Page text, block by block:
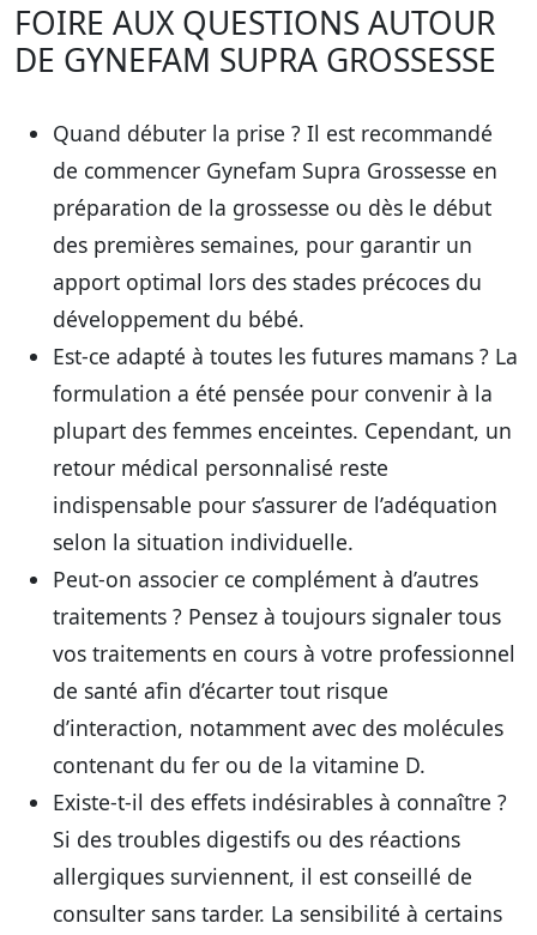
FOIRE AUX QUESTIONS AUTOUR
DE GYNEFAM SUPRA GROSSESSE
Quand débuter la prise ? Il est recommandé
de commencer Gynefam Supra Grossesse en
préparation de la grossesse ou dès le début
des premières semaines, pour garantir un
apport optimal lors des stades précoces du
développement du bébé.
Est-ce adapté à toutes les futures mamans ? La
formulation a été pensée pour convenir à la
plupart des femmes enceintes. Cependant, un
retour médical personnalisé reste
indispensable pour s’assurer de l’adéquation
selon la situation individuelle.
Peut-on associer ce complément à d’autres
traitements ? Pensez à toujours signaler tous
vos traitements en cours à votre professionnel
de santé afin d’écarter tout risque
d’interaction, notamment avec des molécules
contenant du fer ou de la vitamine D.
Existe-t-il des effets indésirables à connaître ?
Si des troubles digestifs ou des réactions
allergiques surviennent, il est conseillé de
consulter sans tarder. La sensibilité à certains